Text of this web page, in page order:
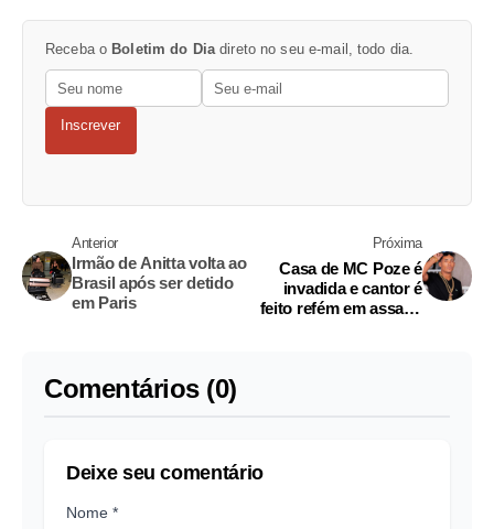
Receba o Boletim do Dia direto no seu e-mail, todo dia.
Inscrever
Anterior
Irmão de Anitta volta ao
Brasil após ser detido
em Paris
Próxima
Casa de MC Poze é
invadida e cantor é
feito refém em assalto
Comentários (0)
Deixe seu comentário
Nome *